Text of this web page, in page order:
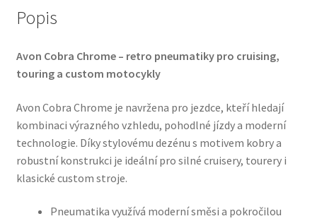
Popis
Avon Cobra Chrome – retro pneumatiky pro cruising,
touring a custom motocykly
Avon Cobra Chrome je navržena pro jezdce, kteří hledají
kombinaci výrazného vzhledu, pohodlné jízdy a moderní
technologie. Díky stylovému dezénu s motivem kobry a
robustní konstrukci je ideální pro silné cruisery, tourery i
klasické custom stroje.
Pneumatika využívá moderní směsi a pokročilou